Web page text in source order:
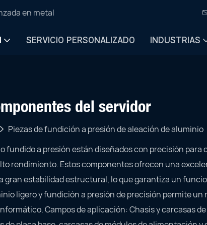
en metal
SERVICIO PERSONALIZADO INDUSTRIAS
del servidor
Piezas de fundición a presión de aleación de aluminio
fundido a presión están diseñados con precisión
rendimiento. Estos componentes ofrecen una
gran estabilidad estructural, lo que garantiza un
ligero y fundición a presión de precisión permite
Campos de aplicación: Chasis y carcasas